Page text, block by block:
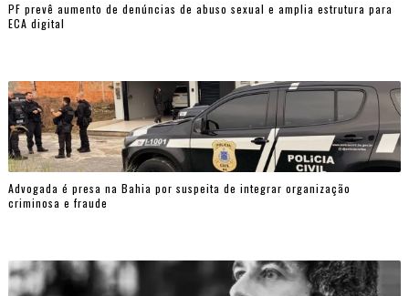
PF prevê aumento de denúncias de abuso sexual e amplia estrutura para
ECA digital
Advogada é presa na Bahia por suspeita de integrar organização
criminosa e fraude